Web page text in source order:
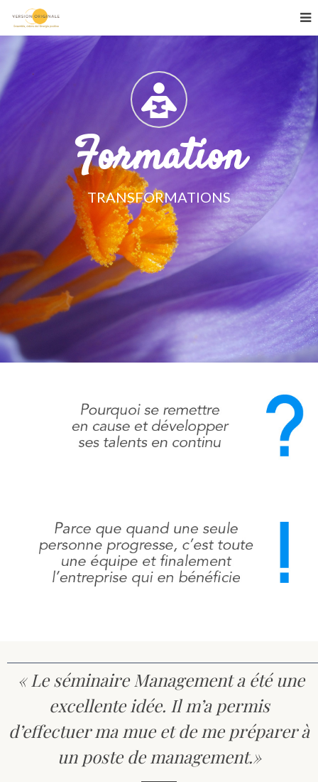
Formation
TRANSFORMATIONS
« Le séminaire Management a été une
excellente idée. Il m’a permis
d’effectuer ma mue et de me préparer à
un poste de management.»